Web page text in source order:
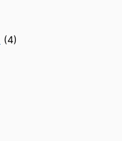
(4)